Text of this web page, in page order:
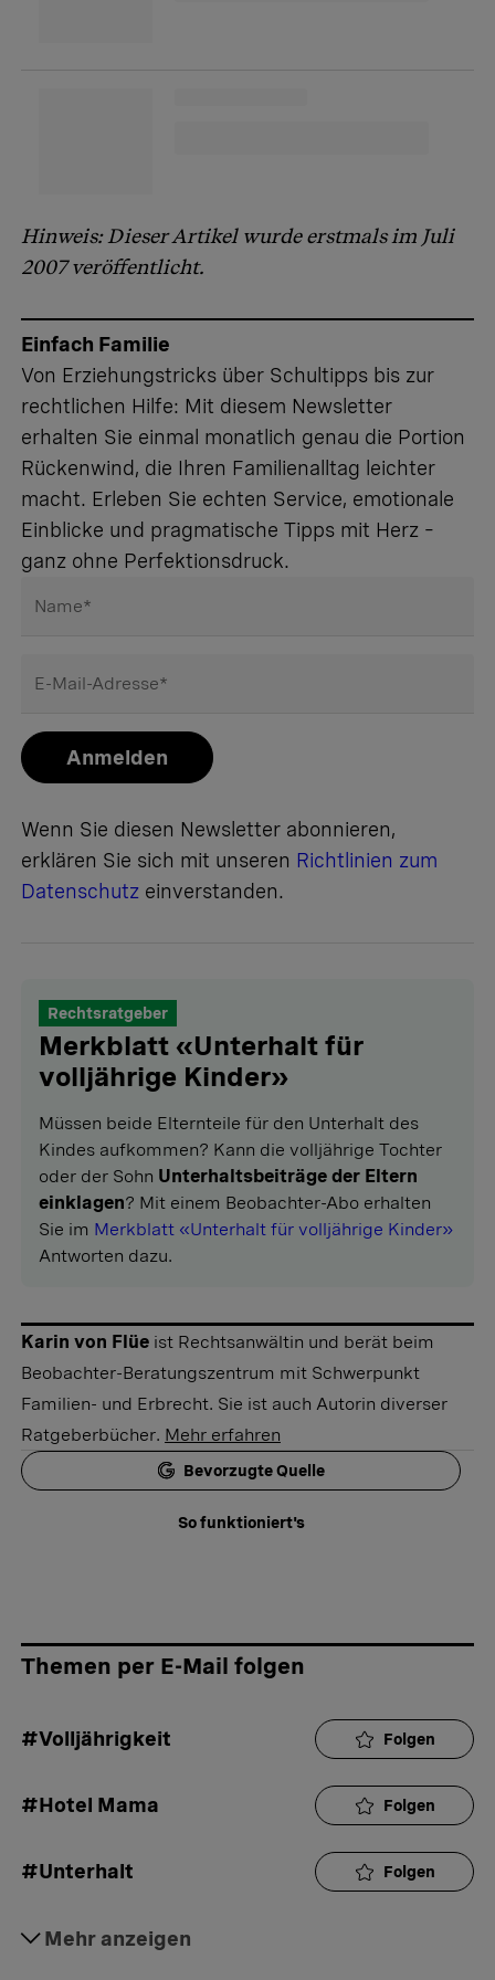
Hinweis: Dieser Artikel wurde erstmals im Juli
2007 veröffentlicht.
Einfach Familie
Von Erziehungstricks über Schultipps bis zur
rechtlichen Hilfe: Mit diesem Newsletter
erhalten Sie einmal monatlich genau die Portion
Rückenwind, die Ihren Familienalltag leichter
macht. Erleben Sie echten Service, emotionale
Einblicke und pragmatische Tipps mit Herz –
ganz ohne Perfektionsdruck.
Name*
E-Mail-Adresse*
Anmelden
Wenn Sie diesen Newsletter abonnieren,
erklären Sie sich mit unseren Richtlinien zum
Datenschutz einverstanden.
Rechtsratgeber
Merkblatt «Unterhalt für
volljährige Kinder»
Müssen beide Elternteile für den Unterhalt des
Kindes aufkommen? Kann die volljährige Tochter
oder der Sohn Unterhaltsbeiträge der Eltern
einklagen? Mit einem Beobachter-Abo erhalten
Sie im Merkblatt «Unterhalt für volljährige Kinder»
Antworten dazu.
Karin von Flüe ist Rechtsanwältin und berät beim
Beobachter-Beratungszentrum mit Schwerpunkt
Familien- und Erbrecht. Sie ist auch Autorin diverser
Ratgeberbücher. Mehr erfahren
Bevorzugte Quelle
So funktioniert's
Themen per E-Mail folgen
#Volljährigkeit Folgen
#Hotel Mama Folgen
#Unterhalt Folgen
Mehr anzeigen
#Wohngemeinschaft